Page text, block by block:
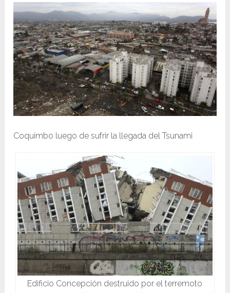
Coquimbo luego de sufrir la llegada del Tsunami
Edificio Concepción destruido por el terremoto